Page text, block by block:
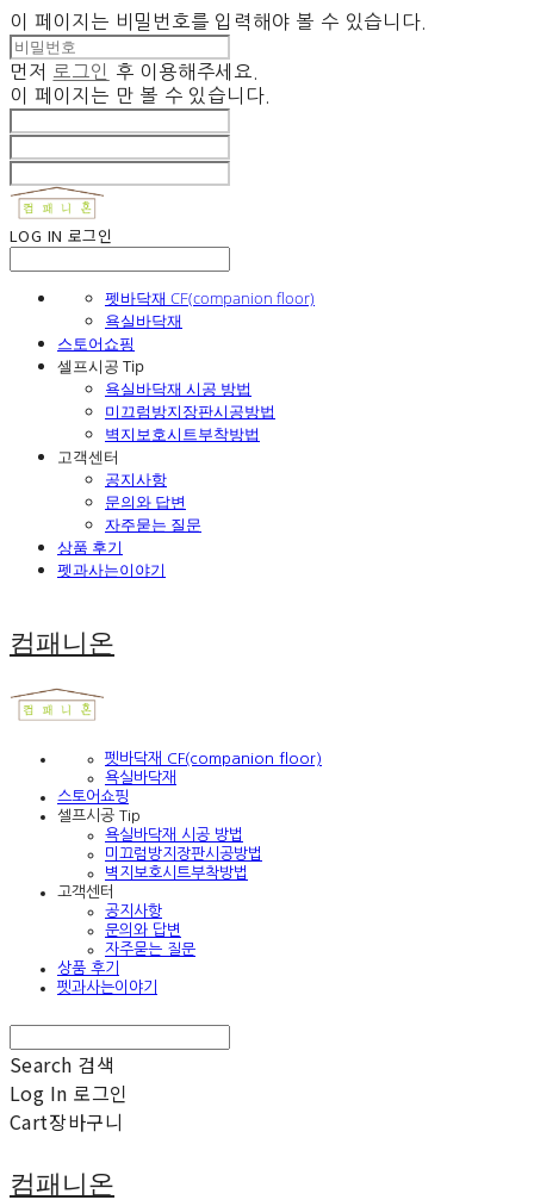
이 페이지는 비밀번호를 입력해야 볼 수 있습니다.
먼저 로그인
후 이용해주세요.
이 페이지는 만 볼 수 있습니다.
LOG IN 로그인
펫바닥재 CF(companion floor)
욕실바닥재
스토어쇼핑
셀프시공 Tip
욕실바닥재 시공 방법
미끄럼방지장판시공방법
벽지보호시트부착방법
고객센터
공지사항
문의와 답변
자주묻는 질문
상품 후기
펫과사는이야기
컴패니온
펫바닥재 CF(companion floor)
욕실바닥재
스토어쇼핑
셀프시공 Tip
욕실바닥재 시공 방법
미끄럼방지장판시공방법
벽지보호시트부착방법
고객센터
공지사항
문의와 답변
자주묻는 질문
상품 후기
펫과사는이야기
Search 검색
Log In 로그인
Cart장바구니
컴패니온